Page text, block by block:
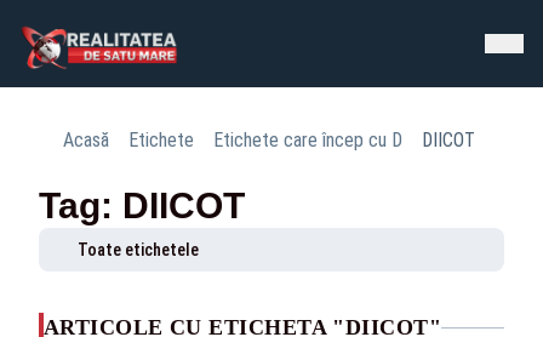
Acasă Etichete Etichete care încep cu D DIICOT
Tag: DIICOT
Toate etichetele
ARTICOLE CU ETICHETA "DIICOT"